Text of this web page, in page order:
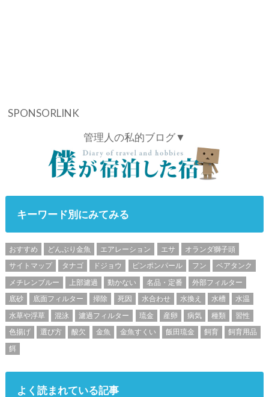
SPONSORLINK
管理人の私的ブログ▼
キーワード別にみてみる
おすすめ どんぶり金魚 エアレーション エサ
オランダ獅子頭
サイトマップ
タナゴ ドジョウ ピンポンパール フン
ベアタンク
メチレンブルー
上部濾過 動かない 名品・定番
外部フィルター
底砂
底面フィルター 掃除 死因 水合わせ 水換え 水槽
水温
水草や浮草
混泳 濾過フィルター 琉金 産卵 病気 種類
習性
色揚げ
選び方 酸欠 金魚 金魚すくい 飯田琉金 飼育
飼育用品
餌
よく読まれている記事